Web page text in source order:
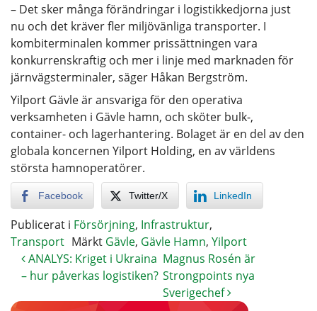
– Det sker många förändringar i logistikkedjorna just
nu och det kräver fler miljövänliga transporter. I
kombiterminalen kommer prissättningen vara
konkurrenskraftig och mer i linje med marknaden för
järnvägsterminaler, säger Håkan Bergström.
Yilport Gävle är ansvariga för den operativa
verksamheten i Gävle hamn, och sköter bulk-,
container- och lagerhantering. Bolaget är en del av den
globala koncernen Yilport Holding, en av världens
största hamnoperatörer.
Facebook Twitter/X LinkedIn
Publicerat i Försörjning, Infrastruktur,
Transport Märkt Gävle, Gävle Hamn, Yilport
ANALYS: Kriget i Ukraina
– hur påverkas logistiken?
Magnus Rosén är
Strongpoints nya
Sverigechef